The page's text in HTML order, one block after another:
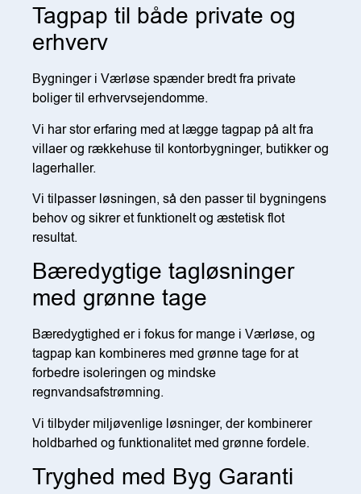
Tagpap til både private og
erhverv
Bygninger i Værløse spænder bredt fra private
boliger til erhvervsejendomme.
Vi har stor erfaring med at lægge tagpap på alt fra
villaer og rækkehuse til kontorbygninger, butikker og
lagerhaller.
Vi tilpasser løsningen, så den passer til bygningens
behov og sikrer et funktionelt og æstetisk flot
resultat.
Bæredygtige tagløsninger
med grønne tage
Bæredygtighed er i fokus for mange i Værløse, og
tagpap kan kombineres med grønne tage for at
forbedre isoleringen og mindske
regnvandsafstrømning.
Vi tilbyder miljøvenlige løsninger, der kombinerer
holdbarhed og funktionalitet med grønne fordele.
Tryghed med Byg Garanti